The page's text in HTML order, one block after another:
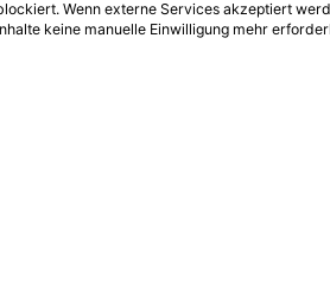
Wenn externe Services akzeptiert
keine manuelle Einwilligung mehr